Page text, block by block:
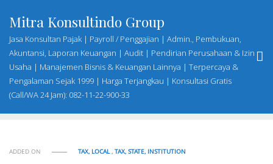
content
Mitra Konsultindo Group
Jasa Konsultan Pajak | Payroll / Penggajian | Admin., Pembukuan,
Akuntansi, Laporan Keuangan | Audit | Pendirian Perusahaan & Izin
Usaha | Manajemen Bisnis & Keuangan Lainnya | Terpercaya &
Pengalaman Sejak 1999 | Harga Terjangkau | Konsultasi Gratis
(Call/WA 24 Jam): 082-11-22-900-33
ADDED ON TAX, LOCAL,TAX, STATE, INSTITUTION